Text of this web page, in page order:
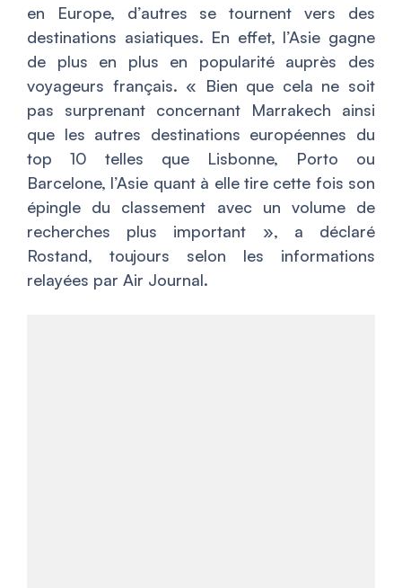
en Europe, d’autres se tournent vers des
destinations asiatiques. En effet, l’Asie gagne
de plus en plus en popularité auprès des
voyageurs français. « Bien que cela ne soit
pas surprenant concernant Marrakech ainsi
que les autres destinations européennes du
top 10 telles que Lisbonne, Porto ou
Barcelone, l’Asie quant à elle tire cette fois son
épingle du classement avec un volume de
recherches plus important », a déclaré
Rostand, toujours selon les informations
relayées par Air Journal.